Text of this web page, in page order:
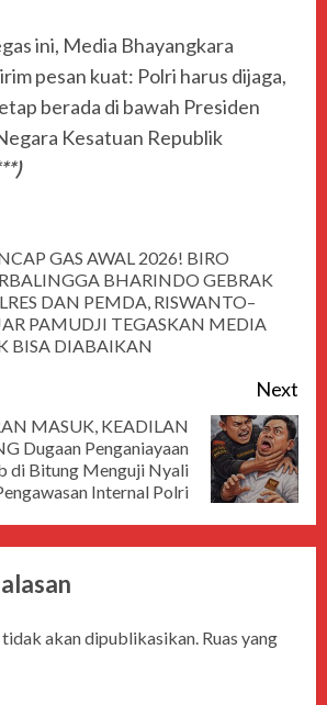
ini, Media Bhayangkara
pesan kuat: Polri harus dijaga,
berada di bawah Presiden
Kesatuan Republik
GAS AWAL 2026! BIRO
BHARINDO GEBRAK
DAN PEMDA, RISWANTO–
PAMUDJI TEGASKAN MEDIA
BISA DIABAIKAN
Next
MASUK, KEADILAN
Dugaan Penganiayaan
di Bitung Menguji Nyali
Internal Polri
akan dipublikasikan. Ruas yang